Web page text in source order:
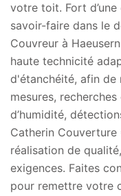
votre toit. Fort d’une
savoir-faire dans le
Couvreur à
haute technicité
d'étanchéité, afin de
mesures,
d’humidité,
Catherin
réalisation de
exigences. Faites
pour remettre votre